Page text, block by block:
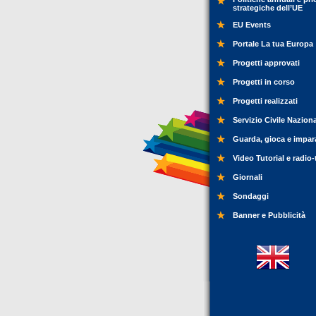
strategiche dell’UE
EU Events
Portale La tua Europa
Progetti approvati
Progetti in corso
Progetti realizzati
Servizio Civile
Guarda, gioca e
Video Tutorial e
Giornali
Sondaggi
Banner e Pubblicità